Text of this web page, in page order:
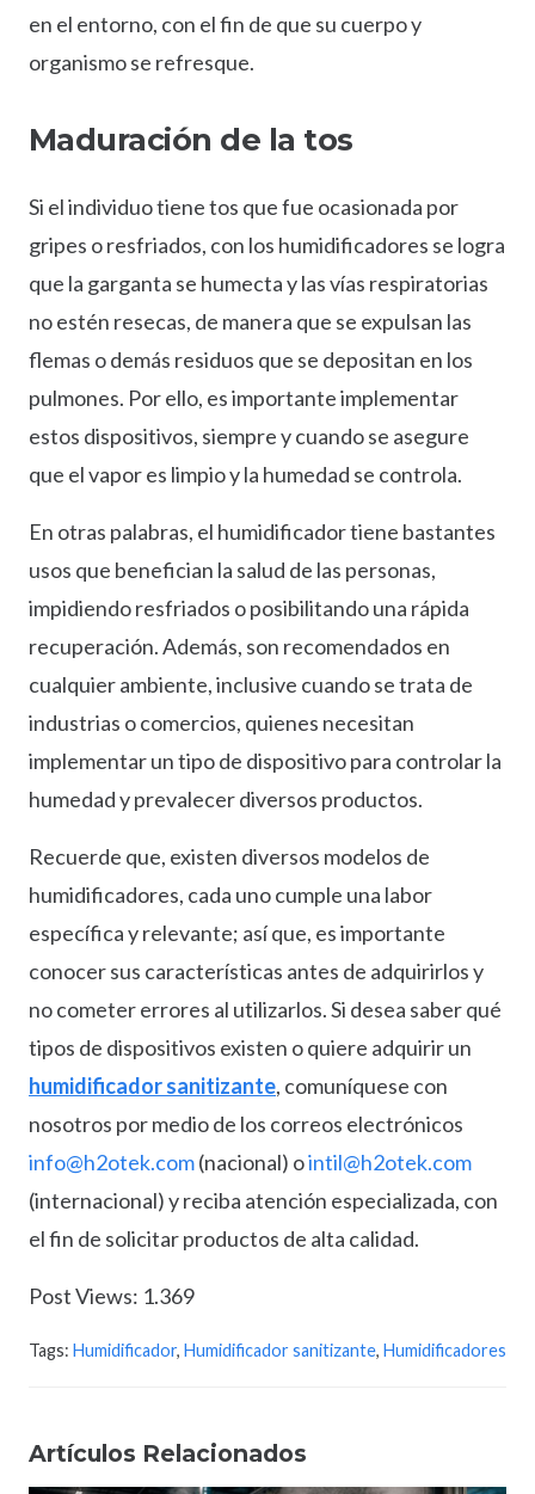
en el entorno, con el fin de que su cuerpo y
organismo se refresque.
Maduración de la tos
Si el individuo tiene tos que fue ocasionada por
gripes o resfriados, con los humidificadores se logra
que la garganta se humecta y las vías respiratorias
no estén resecas, de manera que se expulsan las
flemas o demás residuos que se depositan en los
pulmones. Por ello, es importante implementar
estos dispositivos, siempre y cuando se asegure
que el vapor es limpio y la humedad se controla.
En otras palabras, el humidificador tiene bastantes
usos que benefician la salud de las personas,
impidiendo resfriados o posibilitando una rápida
recuperación. Además, son recomendados en
cualquier ambiente, inclusive cuando se trata de
industrias o comercios, quienes necesitan
implementar un tipo de dispositivo para controlar la
humedad y prevalecer diversos productos.
Recuerde que, existen diversos modelos de
humidificadores, cada uno cumple una labor
específica y relevante; así que, es importante
conocer sus características antes de adquirirlos y
no cometer errores al utilizarlos. Si desea saber qué
tipos de dispositivos existen o quiere adquirir un
humidificador sanitizante, comuníquese con
nosotros por medio de los correos electrónicos
info@h2otek.com(nacional) ointil@h2otek.com
(internacional) y reciba atención especializada, con
el fin de solicitar productos de alta calidad.
Post Views: 1.369
Tags: Humidificador, Humidificador sanitizante, Humidificadores
Artículos Relacionados